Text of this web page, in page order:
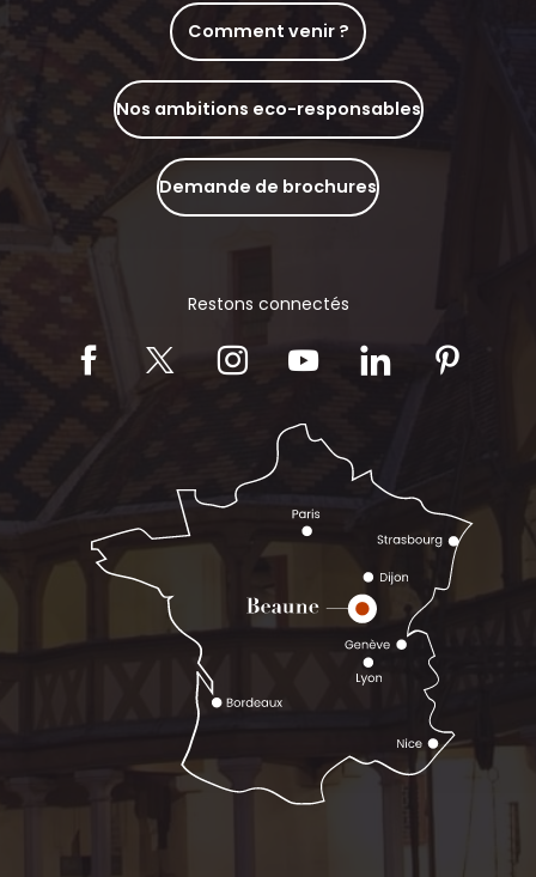
Comment venir ?
Nos ambitions eco-responsables
Demande de brochures
Restons connectés